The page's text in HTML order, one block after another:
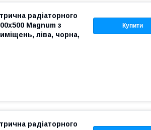
Купити
радіаторного
Magnum з
ліва, чорна,
радіаторного